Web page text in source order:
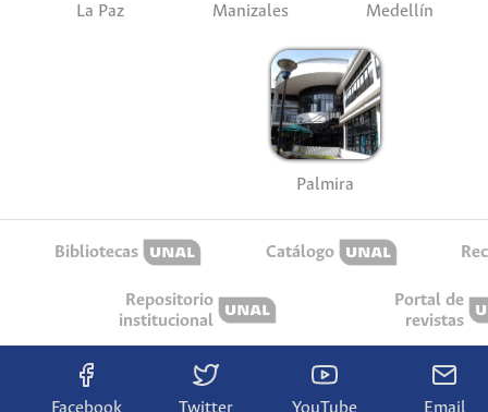
La Paz Manizales Medellín
Palmira
Bibliotecas Catálogo
Repositorio
institucional
Portal de
revistas
Facebook Twitter YouTube Email